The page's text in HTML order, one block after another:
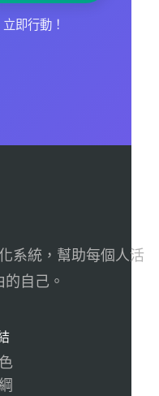
即行動！
系統，幫助每個人活
自己。